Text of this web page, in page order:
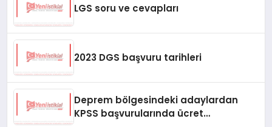
LGS soru ve cevapları
2023 DGS başvuru tarihleri
Deprem bölgesindeki adaylardan
KPSS başvurularında ücret